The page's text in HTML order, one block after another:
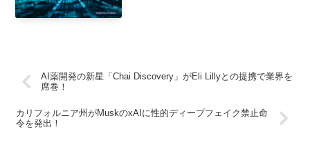
AI薬開発の新星「Chai Discovery」がEli Lillyとの提携で業界を
席巻！
カリフォルニア州がMuskのxAIに性的ディープフェイク禁止命
令を発出！